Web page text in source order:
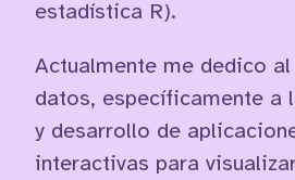
estadística R).
Actualmente me dedico
datos, específicamente a
y desarrollo de
interactivas para